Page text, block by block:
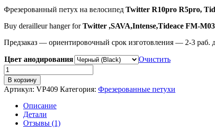
Фрезерованный петух на велосипед Twitter R10pro R5pro,
Buy derailleur hanger forTwitter ,SAVA,Intense,Tideace FM-
Предзаказ — ориентировочный срок изготовления — 2-3 раб.
Цвет анодирования
Очистить
Количество
товара
VP409
Фрезерованный
петух
велосипеда
Twitter
В корзину
Артикул: VP409 Категория: Фрезерованные петухи
Описание
Детали
Отзывы (1)